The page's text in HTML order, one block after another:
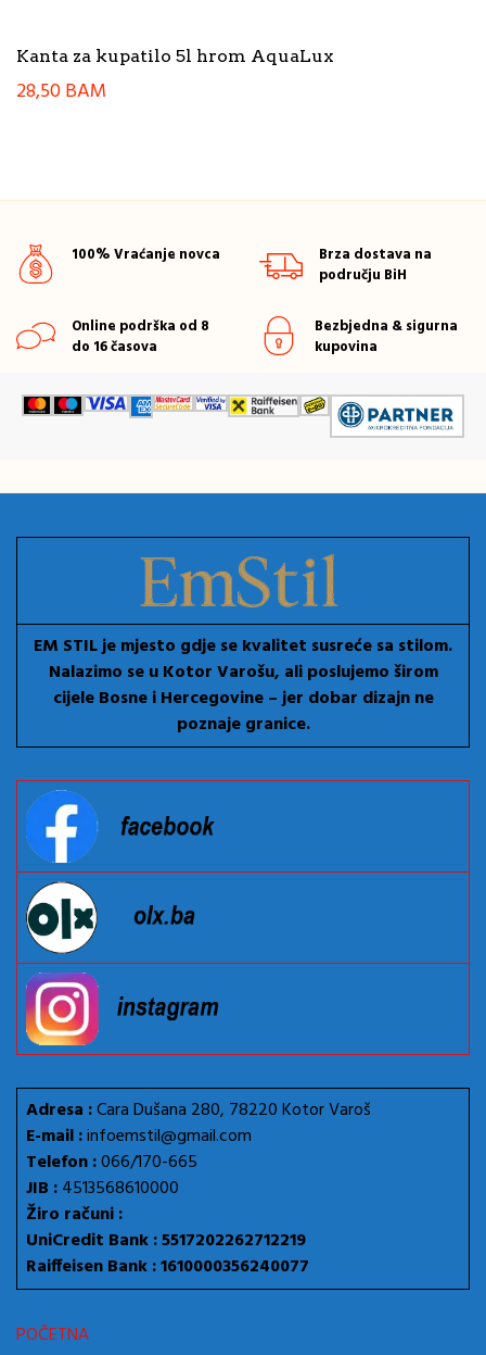
Kanta za kupatilo 5l hrom AquaLux
28,50BAM
100% Vraćanje novca
Brza dostava na
području BiH
Online podrška od 8
do 16 časova
Bezbjedna & sigurna
kupovina
EM STIL je mjesto gdje se kvalitet susreće sa stilom.
Nalazimo se u Kotor Varošu, ali poslujemo širom
cijele Bosne i Hercegovine – jer dobar dizajn ne
poznaje granice.
Adresa :Cara Dušana 280, 78220 Kotor Varoš
E-mail :infoemstil@gmail.com
Telefon :066/170-665
JIB :4513568610000
Žiro računi :
UniCredit Bank : 5517202262712219
Raiffeisen Bank : 1610000356240077
POČETNA